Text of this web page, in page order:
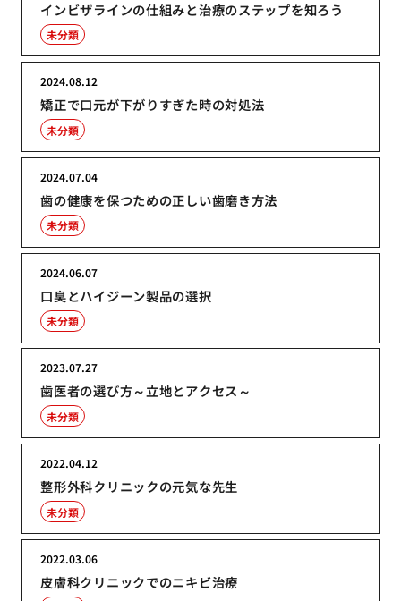
インビザラインの仕組みと治療のステップを知ろう
未分類
矯正で口元が下がりすぎた時の対処法
2024.08.12
未分類
歯の健康を保つための正しい歯磨き方法
2024.07.04
未分類
口臭とハイジーン製品の選択
2024.06.07
未分類
歯医者の選び方～立地とアクセス～
2023.07.27
未分類
整形外科クリニックの元気な先生
2022.04.12
未分類
皮膚科クリニックでのニキビ治療
2022.03.06